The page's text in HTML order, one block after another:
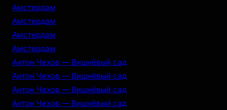
Амстердам
Амстердам
Амстердам
Амстердам
Антон Чехов — Вишнёвый сад
Антон Чехов — Вишнёвый сад
Антон Чехов — Вишнёвый сад
Антон Чехов — Вишнёвый сад